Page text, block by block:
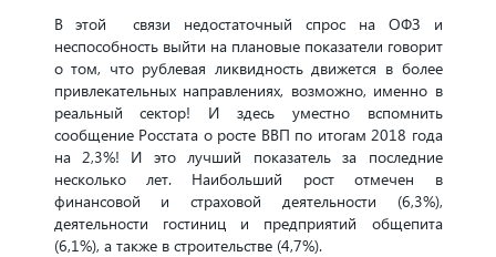
В этой связи недостаточный спрос на ОФЗ и
неспособность выйти на плановые показатели говорит
о том, что рублевая ликвидность движется в более
привлекательных направлениях, возможно, именно в
реальный сектор! И здесь уместно вспомнить
сообщение Росстата о росте ВВП по итогам 2018 года
на 2,3%! И это лучший показатель за последние
несколько лет. Наибольший рост отмечен в
финансовой и страховой деятельности (6,3%),
деятельности гостиниц и предприятий общепита
(6,1%), а также в строительстве (4,7%).